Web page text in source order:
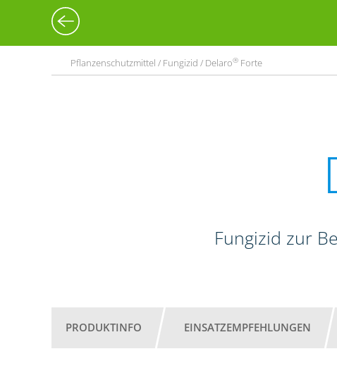
Pflanzenschutzmittel / Fungizid / Delaro® Forte
Fungizid zur
PRODUKTINFO EINSATZEMPFEHLUNGEN